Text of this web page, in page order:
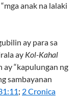
anak na lalaki
ay para sa
ay Kol-Kahal
sambayanan
; 2 Cronica